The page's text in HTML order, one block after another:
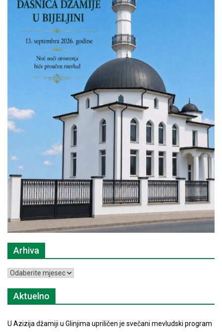
Arhiva
Arhiva
Aktuelno
U Azizija džamiji u Glinjima upriličen je svečani mevludski program